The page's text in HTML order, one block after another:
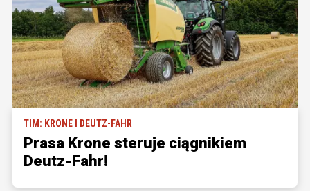
TIM: KRONE I DEUTZ-FAHR
Prasa Krone steruje ciągnikiem
Deutz-Fahr!